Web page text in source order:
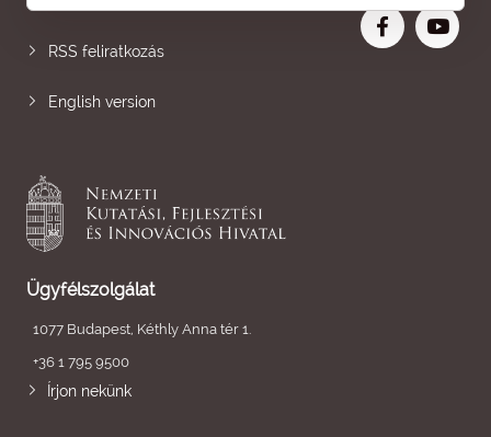
RSS feliratkozás
English version
Ügyfélszolgálat
1077 Budapest, Kéthly Anna tér 1.
+36 1 795 9500
Írjon nekünk